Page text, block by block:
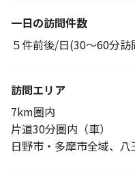
一日の訪問件数
５件前後/日(30～60分訪
訪問エリア
7km圏内
片道30分圏内（車）
日野市・多摩市全域、